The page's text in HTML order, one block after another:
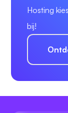
Hosting
bij!